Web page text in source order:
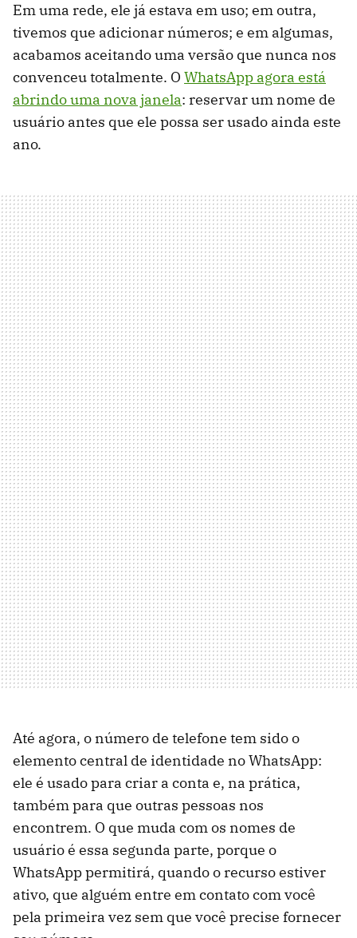
Em uma rede, ele já estava em uso; em outra,
tivemos que adicionar números; e em algumas,
acabamos aceitando uma versão que nunca nos
convenceu totalmente. O WhatsApp agora está
abrindo uma nova janela: reservar um nome de
usuário antes que ele possa ser usado ainda este
ano.
Até agora, o número de telefone tem sido o
elemento central de identidade no WhatsApp:
ele é usado para criar a conta e, na prática,
também para que outras pessoas nos
encontrem. O que muda com os nomes de
usuário é essa segunda parte, porque o
WhatsApp permitirá, quando o recurso estiver
ativo, que alguém entre em contato com você
pela primeira vez sem que você precise fornecer